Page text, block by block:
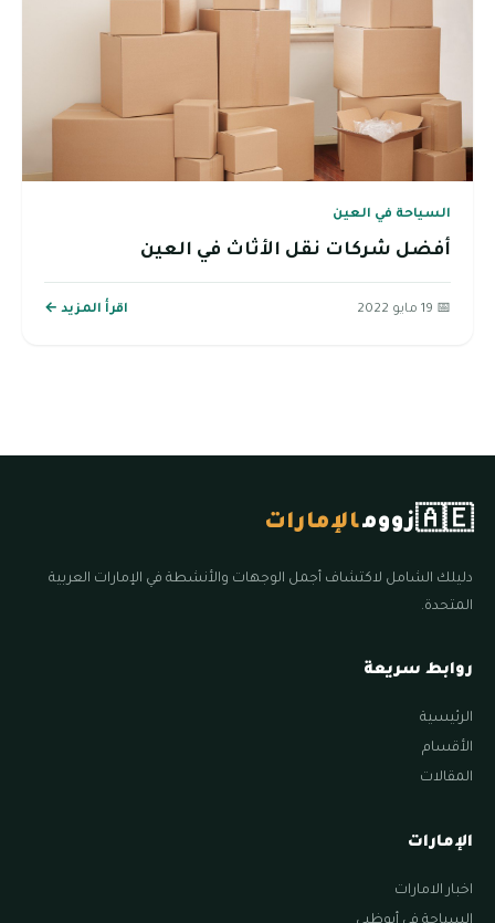
السياحة في العين
أفضل شركات نقل الأثاث في العين
📅 19 مايو 2022 اقرأ المزيد ←
🇦🇪زوومالإمارات
دليلك الشامل لاكتشاف أجمل الوجهات والأنشطة في الإمارات العربية
المتحدة.
روابط سريعة
الرئيسية
الأقسام
المقالات
الإمارات
اخبار الامارات